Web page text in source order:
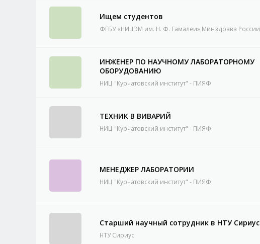
Ищем студентов
ФГБУ «НИЦЭМ им. Н. Ф. Гамалеи» Минздрава России
ИНЖЕНЕР ПО НАУЧНОМУ ЛАБОРАТОРНОМУ
ОБОРУДОВАНИЮ
НИЦ "Курчатовский институт" - ПИЯФ
ТЕХНИК В ВИВАРИЙ
НИЦ "Курчатовский институт" - ПИЯФ
МЕНЕДЖЕР ЛАБОРАТОРИИ
НИЦ "Курчатовский институт" - ПИЯФ
Старший научный сотрудник в НТУ Сириус
НТУ Сириус